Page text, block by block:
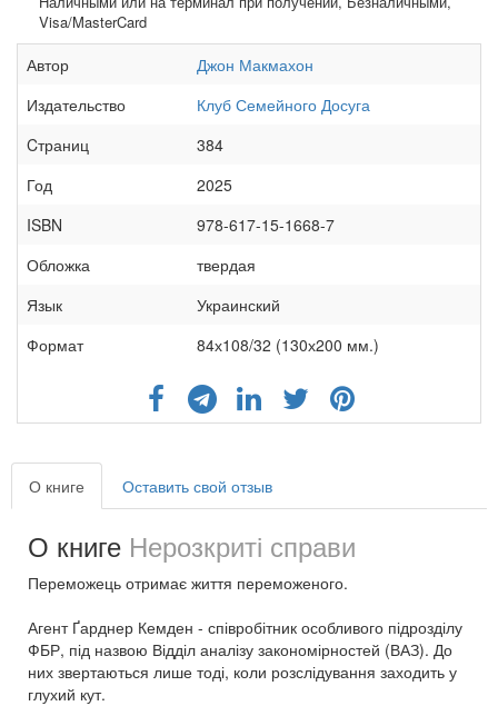
Visa/MasterCard
Автор
Джон Макмахон
Издательство
Клуб Семейного Досуга
Cтраниц
384
Год
2025
ISBN
978-617-15-1668-7
Обложка
твердая
Язык
Украинский
Формат
84х108/32 (130х200 мм.)
О книге Оставить свой отзыв
О книге Нерозкриті справи
Переможець отримає життя переможеного.
Агент Ґарднер Кемден - співробітник особливого підрозділу
ФБР, під назвою Відділ аналізу закономірностей (ВАЗ). До
них звертаються лише тоді, коли розслідування заходить у
глухий кут.